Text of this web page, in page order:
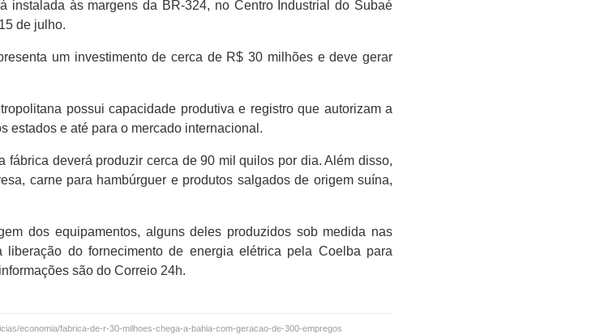
instalada às margens da BR-324, no Centro Industrial do Subaé
de julho.
um investimento de cerca de R$ 30 milhões e deve gerar
possui capacidade produtiva e registro que autorizam a
estados e até para o mercado internacional.
fábrica deverá produzir cerca de 90 mil quilos por dia. Além disso,
carne para hambúrguer e produtos salgados de origem suína,
dos equipamentos, alguns deles produzidos sob medida nas
liberação do fornecimento de energia elétrica pela Coelba para
são do Correio 24h.
economia/fabrica-de-r-30-milhoes-chega-a-bahia-com-geracao-de-300-empregos